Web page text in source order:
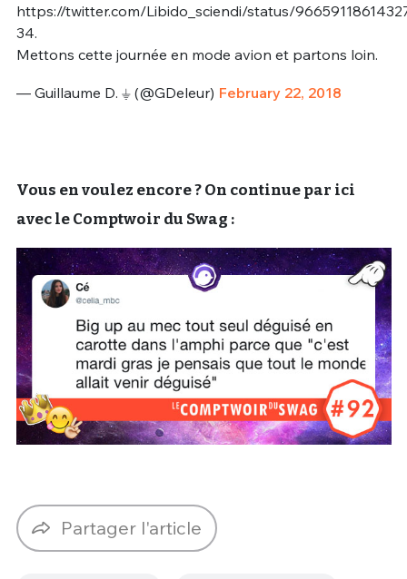
https://twitter.com/Libido_sciendi/status/
34.
Mettons cette journée en mode avion et partons loin.
— Guillaume D. ⏚ (@GDeleur) February 22, 2018
Vous en voulez encore ? On continue par ici
avec le Comptwoir du Swag :
Partager l'article